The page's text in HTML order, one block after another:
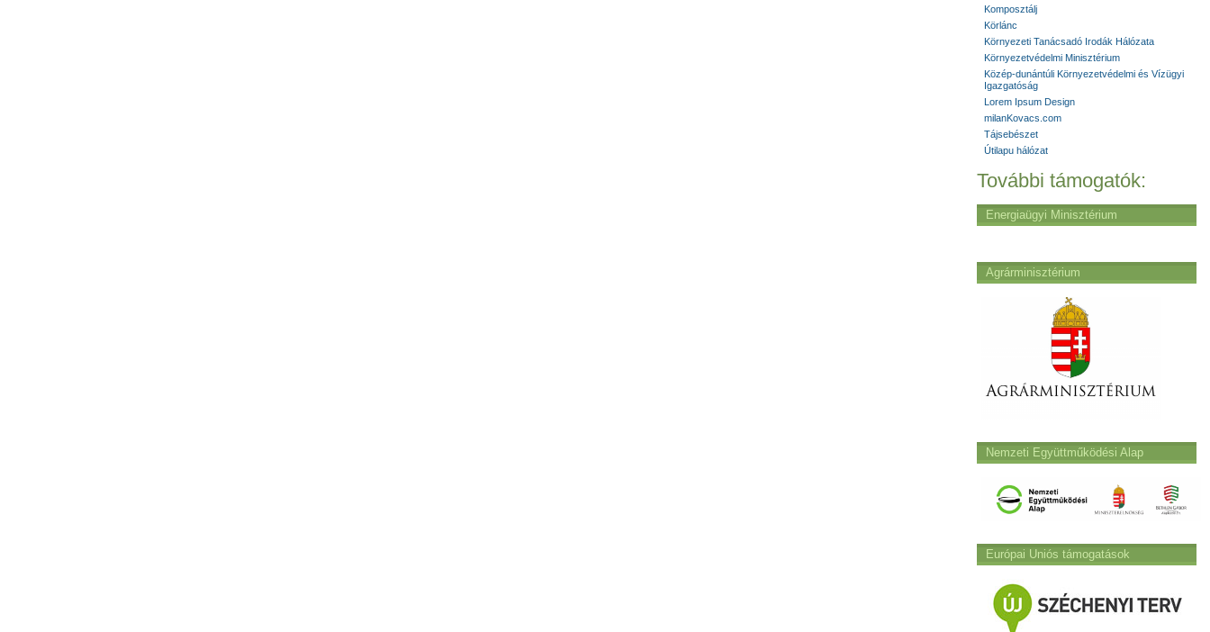
Komposztálj
Körlánc
Környezeti Tanácsadó Irodák Hálózata
Környezetvédelmi Minisztérium
Közép-dunántúli Környezetvédelmi és Vízügyi
Igazgatóság
Lorem Ipsum Design
milanKovacs.com
Tájsebészet
Útilapu hálózat
További támogatók:
Energiaügyi Minisztérium
Agrárminisztérium
Nemzeti Együttműködési Alap
Európai Uniós támogatások